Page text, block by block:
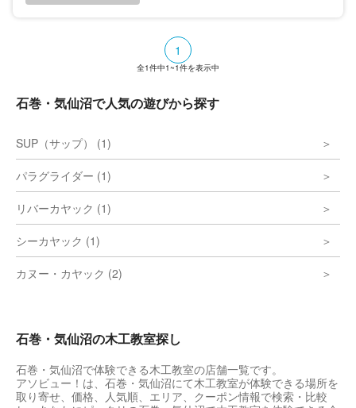
地杉など国産材や集成材も多く採用してい
る。全国にギャラリーや販売店を置くほか、
石巻の工房ではカスタマイズや特注の相談も
1
全1件中1~1件を表示中
石巻・気仙沼で人気の遊びから探す
SUP（サップ） (1)
パラグライダー (1)
リバーカヤック (1)
シーカヤック (1)
カヌー・カヤック (2)
石巻・気仙沼の木工教室探し
石巻・気仙沼で体験できる木工教室の店舗一覧です。
アソビュー！は、石巻・気仙沼にて木工教室が体験できる場所を
取り寄せ、価格、人気順、エリア、クーポン情報で検索・比較